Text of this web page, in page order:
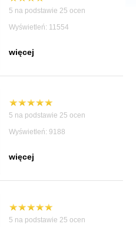
5 na podstawie 25 ocen
Wyświetleń: 11554
więcej
5 na podstawie 25 ocen
Wyświetleń: 9188
więcej
5 na podstawie 25 ocen